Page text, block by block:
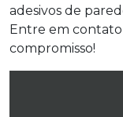
adesivos de
Entre em
compromisso!